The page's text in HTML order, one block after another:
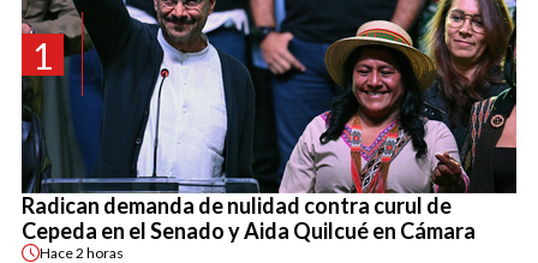
1
Radican demanda de nulidad contra curul de
Cepeda en el Senado y Aida Quilcué en Cámara
Hace2 horas